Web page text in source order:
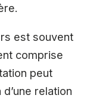
est souvent
comprise
peut
relation